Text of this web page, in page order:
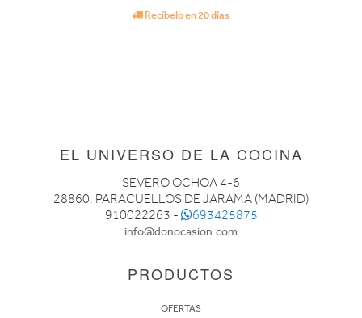
Recíbelo en 20 días
EL UNIVERSO DE LA COCINA
SEVERO OCHOA 4-6
28860. PARACUELLOS DE JARAMA (MADRID)
910022263 -
693425875
info@donocasion.com
PRODUCTOS
OFERTAS